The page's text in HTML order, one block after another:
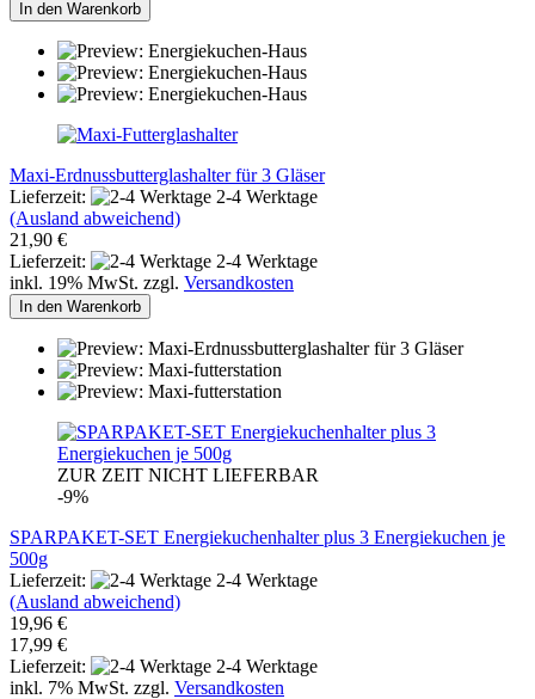
In den Warenkorb
Maxi-Erdnussbutterglashalter für 3 Gläser
Lieferzeit:
2-4 Werktage
(Ausland abweichend)
21,90 €
Lieferzeit:
2-4 Werktage
inkl. 19% MwSt. zzgl. Versandkosten
In den Warenkorb
ZUR ZEIT NICHT LIEFERBAR
-9%
SPARPAKET-SET Energiekuchenhalter plus 3 Energiekuchen je
500g
Lieferzeit:
2-4 Werktage
(Ausland abweichend)
19,96 €
17,99 €
Lieferzeit:
2-4 Werktage
inkl. 7% MwSt. zzgl. Versandkosten